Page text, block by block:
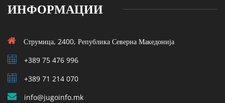
ИНФОРМАЦИИ
Струмица, 2400, Република Северна Македонија
+389 75 476 996
+389 71 214 070
info@jugoinfo.mk